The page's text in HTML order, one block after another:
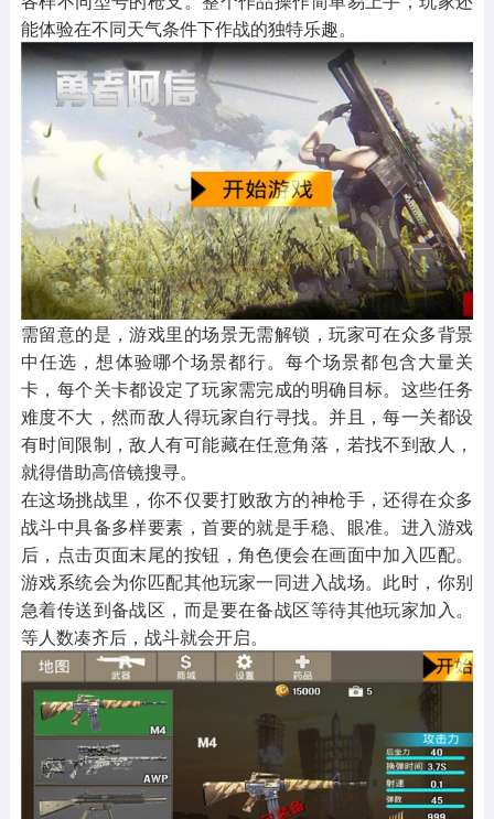
能体验在不同天气条件下作战的独特乐趣。
需留意的是，游戏里的场景无需解锁，玩家可在众多背景
中任选，想体验哪个场景都行。每个场景都包含大量关
卡，每个关卡都设定了玩家需完成的明确目标。这些任务
难度不大，然而敌人得玩家自行寻找。并且，每一关都设
有时间限制，敌人有可能藏在任意角落，若找不到敌人，
就得借助高倍镜搜寻。
在这场挑战里，你不仅要打败敌方的神枪手，还得在众多
战斗中具备多样要素，首要的就是手稳、眼准。进入游戏
后，点击页面末尾的按钮，角色便会在画面中加入匹配。
游戏系统会为你匹配其他玩家一同进入战场。此时，你别
急着传送到备战区，而是要在备战区等待其他玩家加入。
等人数凑齐后，战斗就会开启。